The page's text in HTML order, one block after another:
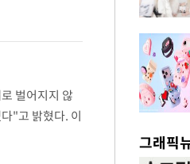
벌어지지 않
"고 밝혔다. 이
그래픽